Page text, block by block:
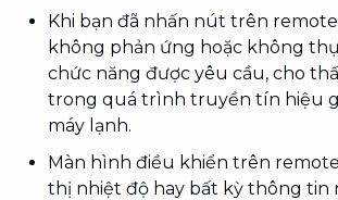
Khi bạn đã nhấn nút trên
không phản ứng hoặc không
chức năng được yêu cầu, cho
trong quá trình truyền tín hiệu
máy lạnh.
Màn hình điều khiển trên
thị nhiệt độ hay bất kỳ thông tin